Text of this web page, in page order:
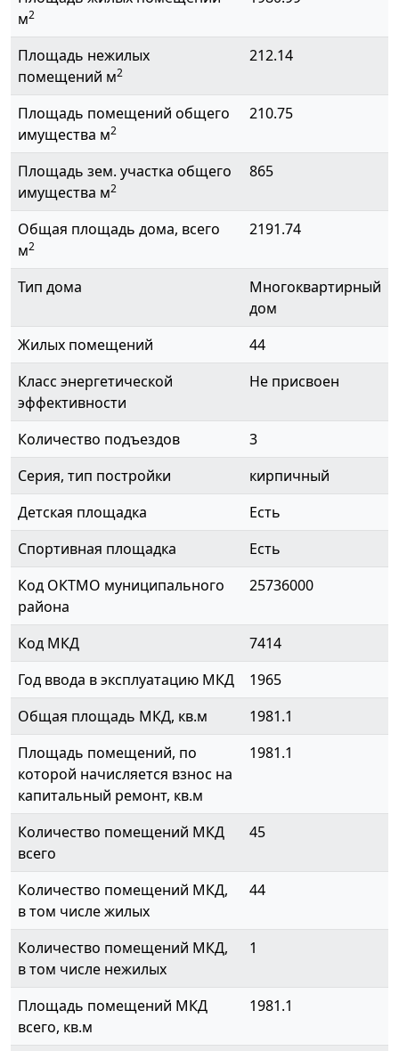
м2
Площадь нежилых
помещений м2
212.14
Площадь помещений общего
имущества м2
210.75
Площадь зем. участка общего
имущества м2
865
Общая площадь дома, всего
м2
2191.74
Тип дома
Многоквартирный
дом
Жилых помещений
44
Класс энергетической
эффективности
Не присвоен
Количество подъездов
3
Серия, тип постройки
кирпичный
Детская площадка
Есть
Спортивная площадка
Есть
Код ОКТМО муниципального
района
25736000
Код МКД
7414
Год ввода в эксплуатацию МКД
1965
Общая площадь МКД, кв.м
1981.1
Площадь помещений, по
которой начисляется взнос на
капитальный ремонт, кв.м
1981.1
Количество помещений МКД
всего
45
Количество помещений МКД,
в том числе жилых
44
Количество помещений МКД,
в том числе нежилых
1
Площадь помещений МКД
всего, кв.м
1981.1